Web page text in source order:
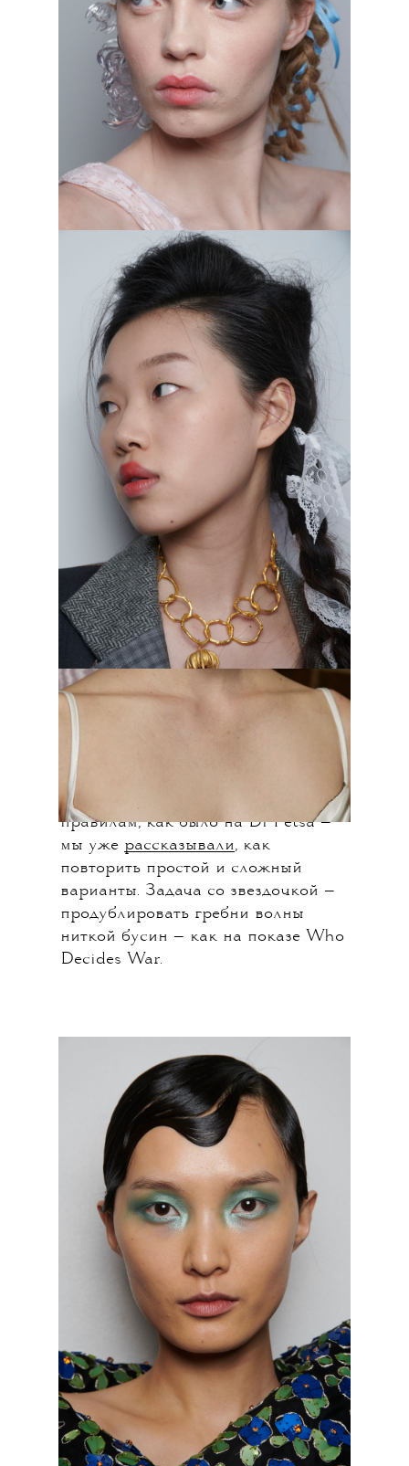
Wiederhoeft, осень–зима 2023/2024
Холодная волна
Прическа из 1920-х оказалась на
гребне успеха и сто лет спустя: она
все чаще и чаще появляется и на
красных дорожках, и на показах.
Вариантов много: можно едва
наметить ее, как на показе Richard
Quinn, или сделать по всем
правилам, как было на Di Petsa —
мы уже рассказывали, как
повторить простой и сложный
варианты. Задача со звездочкой —
продублировать гребни волны
ниткой бусин — как на показе Who
Decides War.